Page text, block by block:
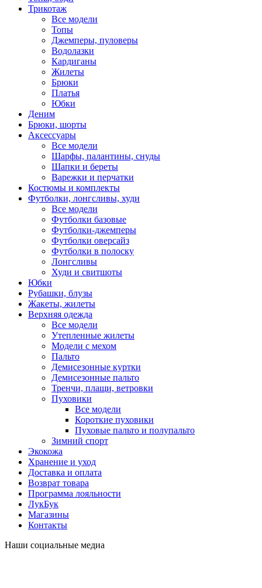
Трикотаж
Все модели
Топы
Джемперы, пуловеры
Водолазки
Кардиганы
Жилеты
Брюки
Платья
Юбки
Деним
Брюки, шорты
Аксессуары
Все модели
Шарфы, палантины, снуды
Шапки и береты
Варежки и перчатки
Костюмы и комплекты
Футболки, лонгсливы, худи
Все модели
Футболки базовые
Футболки-джемперы
Футболки оверсайз
Футболки в полоску
Лонгсливы
Худи и свитшоты
Юбки
Рубашки, блузы
Жакеты, жилеты
Верхняя одежда
Все модели
Утепленные жилеты
Модели с мехом
Пальто
Демисезонные куртки
Демисезонные пальто
Тренчи, плащи, ветровки
Пуховики
Все модели
Короткие пуховики
Пуховые пальто и полупальто
Зимний спорт
Экокожа
Хранение и уход
Доставка и оплата
Возврат товара
Программа лояльности
ЛукБук
Магазины
Контакты
Наши социальные медиа